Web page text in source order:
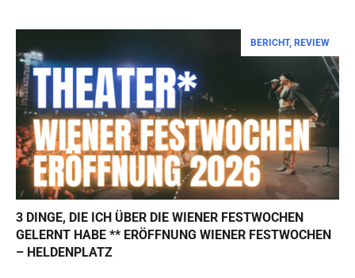
BERICHT, REVIEW
3 DINGE, DIE ICH ÜBER DIE WIENER FESTWOCHEN
GELERNT HABE ** ERÖFFNUNG WIENER FESTWOCHEN
– HELDENPLATZ